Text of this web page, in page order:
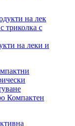
на леки и
Компактен